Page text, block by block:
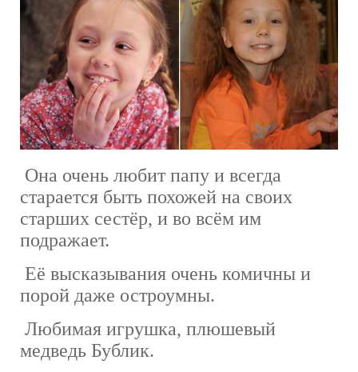
Она очень любит папу и всегда
старается быть похожей на своих
старших сестёр, и во всём им
подражает.
Её высказывания очень комичны и
порой даже остроумны.
Любимая игрушка, плюшевый
медведь Бублик.